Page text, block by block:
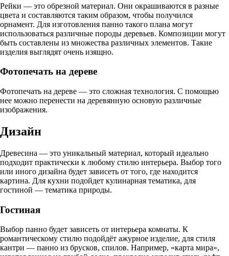
Рейки — это обрезной материал. Они окрашиваются в разные
цвета и составляются таким образом, чтобы получился
орнамент. Для изготовления панно такого плана могут
использоваться различные породы деревьев. Композиции могут
быть составлены из множества различных элементов. Такие
изделия выглядят очень изящно.
Фотопечать на дереве
Фотопечать на дереве — это сложная технология. С помощью
нее можно перенести на деревянную основую различные
изображения.
Дизайн
Древесина — это уникальный материал, который идеально
подходит практически к любому стилю интерьера. Выбор того
или иного дизайна будет зависеть от того, где находится
картина. Для кухни подойдет кулинарная тематика, для
гостиной — тематика природы.
Гостиная
Выбор панно будет зависеть от интерьера комнаты. К
романтическому стилю подойдёт ажурное изделие, для стиля
кантри — панно из брусков, спилов. Например, «карта мира»,